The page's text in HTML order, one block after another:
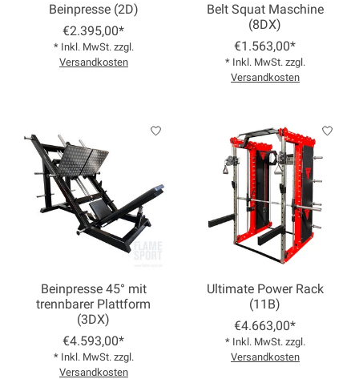
Beinpresse (2D)
€2.395,00*
* Inkl. MwSt. zzgl.
Versandkosten
Belt Squat Maschine
(8DX)
€1.563,00*
* Inkl. MwSt. zzgl.
Versandkosten
Beinpresse 45° mit
trennbarer Plattform
(3DX)
€4.593,00*
* Inkl. MwSt. zzgl.
Versandkosten
Ultimate Power Rack
(11B)
€4.663,00*
* Inkl. MwSt. zzgl.
Versandkosten